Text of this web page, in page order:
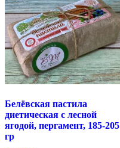
Белёвская пастила
диетическая с лесной
ягодой, пергамент, 185-205
гр